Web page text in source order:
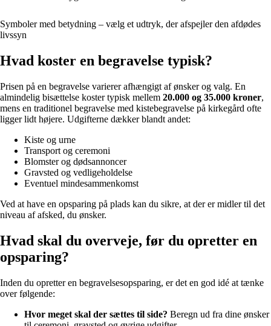
Symboler med betydning – vælg et udtryk, der afspejler den afdødes
livssyn
Hvad koster en begravelse typisk?
Prisen på en begravelse varierer afhængigt af ønsker og valg. En
almindelig bisættelse koster typisk mellem 20.000 og 35.000 kroner,
mens en traditionel begravelse med kistebegravelse på kirkegård ofte
ligger lidt højere. Udgifterne dækker blandt andet:
Kiste og urne
Transport og ceremoni
Blomster og dødsannoncer
Gravsted og vedligeholdelse
Eventuel mindesammenkomst
Ved at have en opsparing på plads kan du sikre, at der er midler til det
niveau af afsked, du ønsker.
Hvad skal du overveje, før du opretter en
opsparing?
Inden du opretter en begravelsesopsparing, er det en god idé at tænke
over følgende:
Hvor meget skal der sættes til side? Beregn ud fra dine ønsker